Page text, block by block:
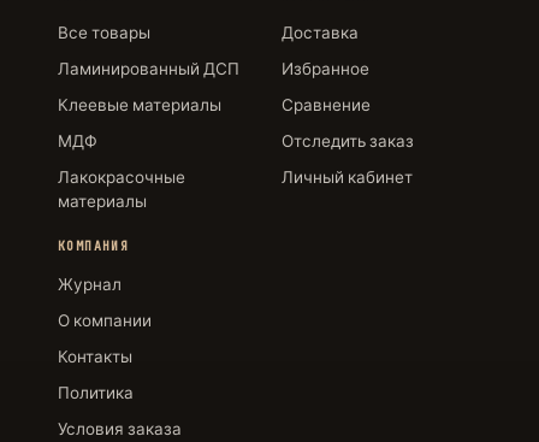
Все товары
Ламинированный ДСП
Клеевые материалы
МДФ
Лакокрасочные
материалы
Доставка
Избранное
Сравнение
Отследить заказ
Личный кабинет
КОМПАНИЯ
Журнал
О компании
Контакты
Политика
Условия заказа